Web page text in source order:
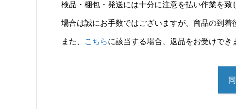
検品・梱包・発送には十分に注意を払い作業を
場合は誠にお手数ではございますが、商品の到着
また、 こちらに該当する場合、返品をお受けでき